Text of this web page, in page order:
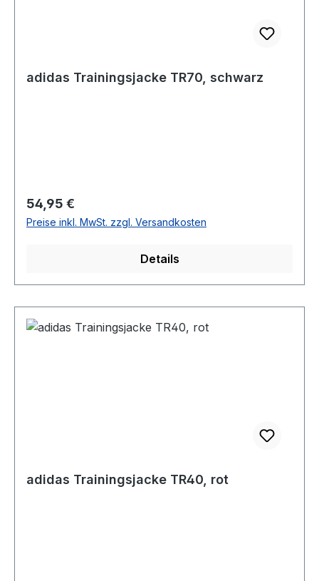
adidas Trainingsjacke TR70, schwarz
Regulärer Preis:
54,95 €
Preise inkl. MwSt. zzgl. Versandkosten
Details
adidas Trainingsjacke TR40, rot